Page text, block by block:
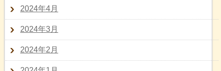
2024年4月
2024年3月
2024年2月